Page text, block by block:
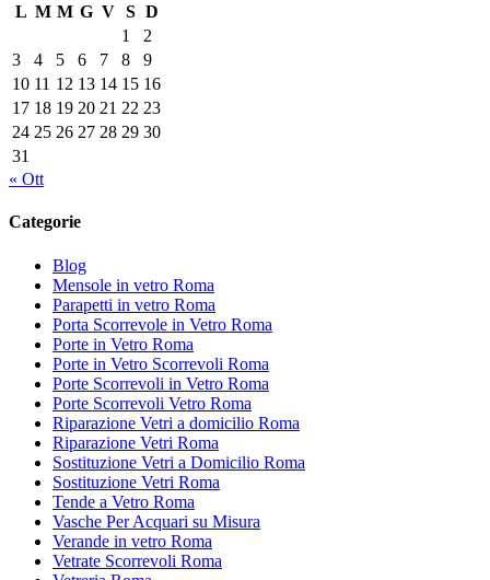
L M M G V S D
1
2
3
4 5 6 7 8
9
10 11 12 13 14 15 16
17 18 19 20 21 22 23
24 25 26 27 28 29 30
31
« Ott
Categorie
Blog
Mensole in vetro Roma
Parapetti in vetro Roma
Porta Scorrevole in Vetro Roma
Porte in Vetro Roma
Porte in Vetro Scorrevoli Roma
Porte Scorrevoli in Vetro Roma
Porte Scorrevoli Vetro Roma
Riparazione Vetri a domicilio Roma
Riparazione Vetri Roma
Sostituzione Vetri a Domicilio Roma
Sostituzione Vetri Roma
Tende a Vetro Roma
Vasche Per Acquari su Misura
Verande in vetro Roma
Vetrate Scorrevoli Roma